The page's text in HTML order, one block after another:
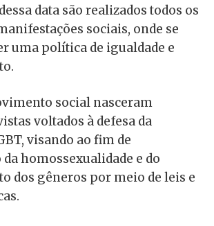
data são realizados todos os
sociais, onde se
uma política de igualdade e
social nasceram
voltados à defesa da
visando ao fim de
homossexualidade e do
dos gêneros por meio de leis e